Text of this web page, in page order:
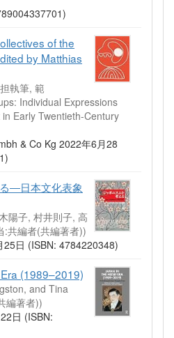
of the
by Matthias
執筆, 範
Individual Expressions
Early Twentieth-Century
& Co Kg 2022年6月28
―日本文化表象
陽子, 村井則子, 高
:共編者(共編著者))
25日 (ISBN: 4784220348)
(1989–2019)
and Tina
編著者))
日 (ISBN: